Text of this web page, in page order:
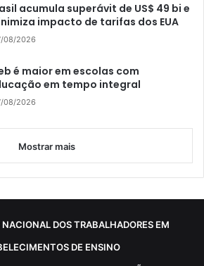
acumula superávit de US$ 49 bi e
impacto de tarifas dos EUA
08/2026
é maior em escolas com
em tempo integral
08/2026
Mostrar mais
DOS TRABALHADORES EM
DE ENSINO